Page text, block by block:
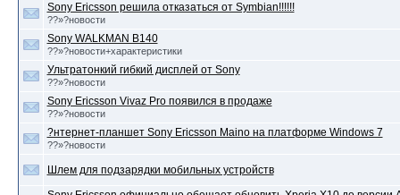
Sony Ericsson решила отказаться от Symbian!!!!!!
??»?новости
Sony WALKMAN B140
??»?новости+характеристики
Ультратонкий гибкий дисплей от Sony
??»?новости
Sony Ericsson Vivaz Pro появился в продаже
??»?новости
?нтернет-планшет Sony Ericsson Maino на платформе Windows 7
??»?новости
Шлем для подзарядки мобильных устройств